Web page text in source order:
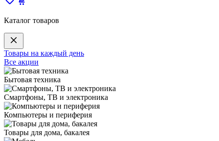
Каталог товаров
Товары на каждый день
Все акции
Бытовая техника
Смартфоны, ТВ и электроника
Компьютеры и периферия
Товары для дома, бакалея